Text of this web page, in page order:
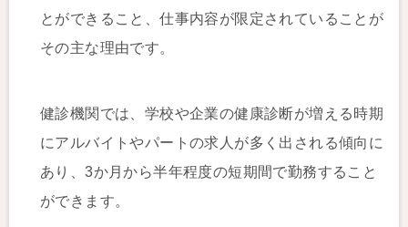
とができること、仕事内容が限定されていることが
その主な理由です。
健診機関では、学校や企業の健康診断が増える時期
にアルバイトやパートの求人が多く出される傾向に
あり、3か月から半年程度の短期間で勤務すること
ができます。